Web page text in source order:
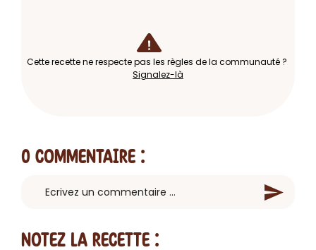
Cette recette ne respecte pas les règles de la communauté ?
Signalez-là
0 Commentaire :
Notez la recette :